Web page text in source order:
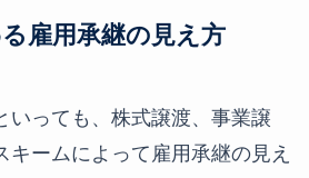
雇用承継の見え方
いっても、株式譲渡、事業譲
キームによって雇用承継の見え